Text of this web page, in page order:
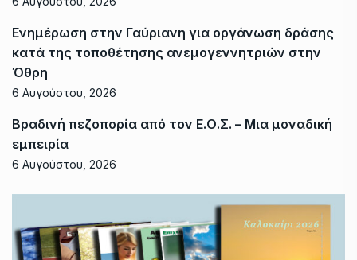
Ενημέρωση στην Γαύριανη για οργάνωση δράσης
κατά της τοποθέτησης ανεμογεννητριών στην
Όθρη
6 Αυγούστου, 2026
Βραδινή πεζοπορία από τον Ε.Ο.Σ. – Μια μοναδική
εμπειρία
6 Αυγούστου, 2026